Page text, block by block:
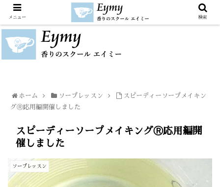
ホーム ソープレッスン
スピーディーソープメイキン
グⓇ応用編開催しました
スピーディーソープメイキングⓇ応用編開
催しました
ソープレッスン
メニュー 検索